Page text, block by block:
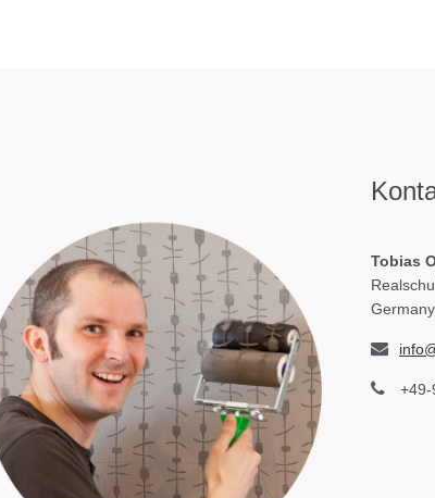
Tobias
Germany
+49-